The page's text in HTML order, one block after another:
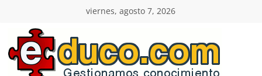
contenido
viernes, agosto 7, 2026